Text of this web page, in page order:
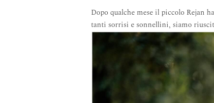
Dopo qualche mese il piccolo Rejan
tanti sorrisi e sonnellini, siamo